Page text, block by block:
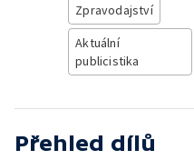
Zpravodajství
Aktuální
publicistika
Přehled dílů